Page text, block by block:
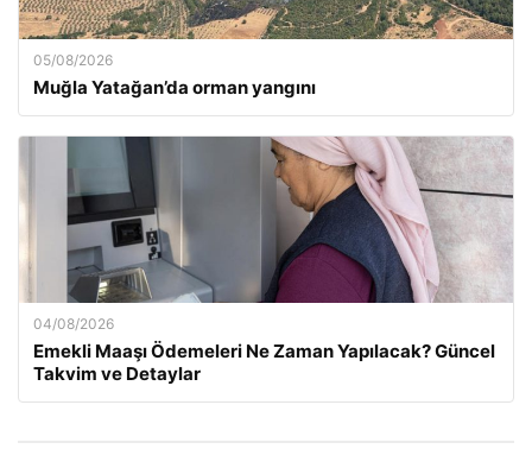
05/08/2026
Muğla Yatağan’da orman yangını
04/08/2026
Emekli Maaşı Ödemeleri Ne Zaman Yapılacak? Güncel
Takvim ve Detaylar